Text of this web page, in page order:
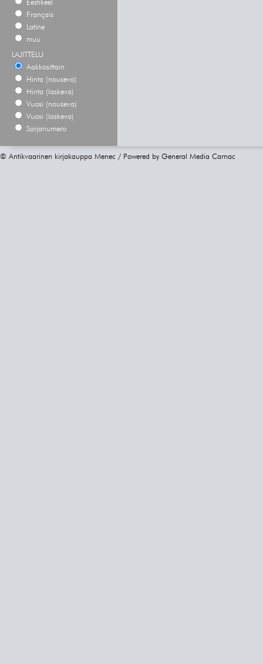
Eestikeel
Français
Latine
muu
LAJITTELU
Aakkosittain
Hinta (nouseva)
Hinta (laskeva)
Vuosi (nouseva)
Vuosi (laskeva)
Sarjanumero
© Antikvaarinen kirjakauppa Menec / Powered by General Media Carnac